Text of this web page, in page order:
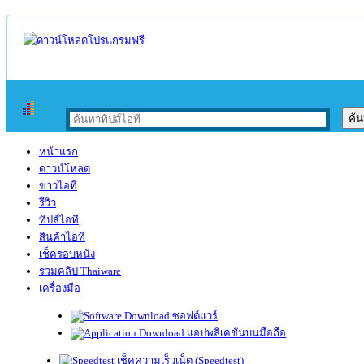
หน้าแรก
ดาวน์โหลด
ข่าวไอที
รีวิว
ทิปส์ไอที
สินค้าไอที
เช็ครอบหนัง
รวมคลิป Thaiware
เครื่องมือ
ซอฟต์แวร์
แอปพลิเคชันบนมือถือ
เช็คความเร็วเน็ต (Speedtest)